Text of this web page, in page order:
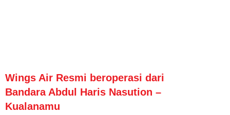
Wings Air Resmi beroperasi dari
Bandara Abdul Haris Nasution –
Kualanamu